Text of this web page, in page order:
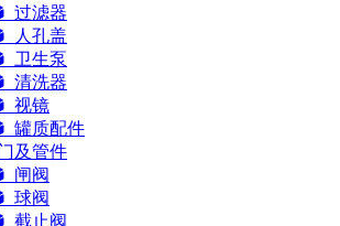
过滤器
人孔盖
卫生泵
清洗器
视镜
罐质配件
及管件
闸阀
球阀
截止阀